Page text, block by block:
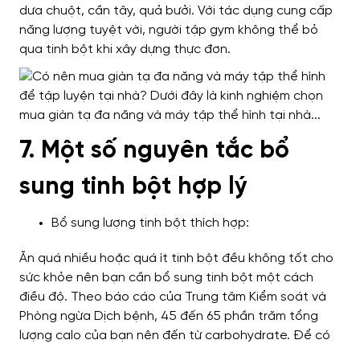
dưa chuột, cần tây, quả bưởi. Với tác dụng cung cấp
năng lượng tuyệt vời, người tập gym không thể bỏ
qua tinh bột khi xây dựng thực đơn.
7. Một số nguyên tắc bổ
sung tinh bột hợp lý
Bổ sung lượng tinh bột thích hợp:
Ăn quá nhiều hoặc quá ít tinh bột đều không tốt cho
sức khỏe nên bạn cần bổ sung tinh bột một cách
điều độ. Theo báo cáo của Trung tâm Kiểm soát và
Phòng ngừa Dịch bệnh, 45 đến 65 phần trăm tổng
lượng calo của bạn nên đến từ carbohydrate. Để có